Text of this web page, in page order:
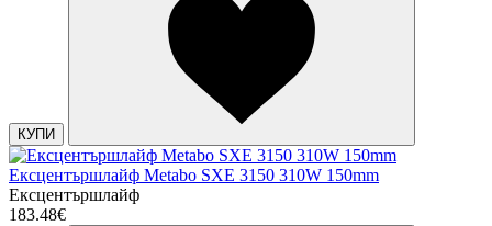
КУПИ
Ексцентършлайф Metabo SXE 3150 310W 150mm
Ексцентършлайф
183.48€